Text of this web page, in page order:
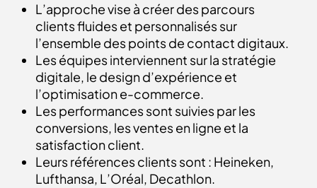
L’approche vise à créer des parcours
clients fluides et personnalisés sur
l’ensemble des points de contact digitaux.
Les équipes interviennent sur la stratégie
digitale, le design d’expérience et
l’optimisation e-commerce.
Les performances sont suivies par les
conversions, les ventes en ligne et la
satisfaction client.
Leurs références clients sont : Heineken,
Lufthansa, L’Oréal, Decathlon.